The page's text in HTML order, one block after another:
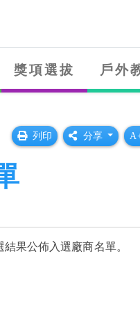
獎項選拔 戶外
列印 分享
果公佈入選廠商名單。